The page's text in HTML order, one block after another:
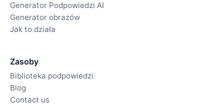
Generator Podpowiedzi AI
Generator obrazów
Jak to działa
Zasoby
Biblioteka podpowiedzi
Blog
Contact us